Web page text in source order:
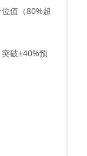
值（80%超
破±40%预